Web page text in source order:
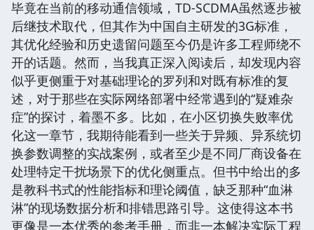
毕竟在当前的移动通信领域，TD-SCDMA虽然逐步被
后继技术取代，但其作为中国自主研发的3G标准，
其优化经验和历史遗留问题至今仍是许多工程师绕不
开的话题。然而，当我真正深入阅读后，却发现内容
似乎更侧重于对基础理论的罗列和对既有标准的复
述，对于那些在实际网络部署中经常遇到的“疑难杂
症”的探讨，着墨不多。比如，在小区切换失败率优
化这一章节，我期待能看到一些关于异频、异系统切
换参数调整的实战案例，或者至少是不同厂商设备在
处理特定干扰场景下的优化侧重点。但书中给出的多
是教科书式的性能指标和理论阈值，缺乏那种“血淋
淋”的现场数据分析和排错思路引导。这使得这本书
更像是一本优秀的参考手册，而非一本解决实际工程